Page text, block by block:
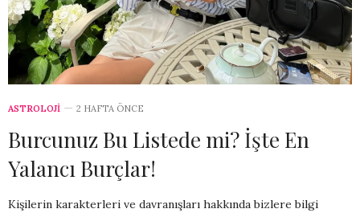
ASTROLOJİ 2 HAFTA ÖNCE
Burcunuz Bu Listede mi? İşte En
Yalancı Burçlar!
Kişilerin karakterleri ve davranışları hakkında bizlere bilgi